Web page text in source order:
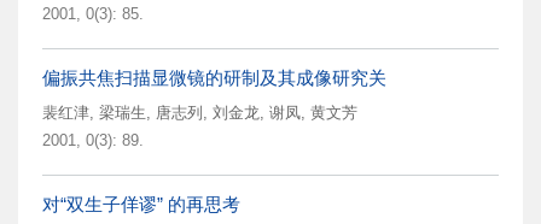
2001, 0(3): 85.
偏振共焦扫描显微镜的研制及其成像研究关
裴红津, 梁瑞生, 唐志列 , 刘金龙, 谢凤, 黄文芳
2001, 0(3): 89.
对“双生子佯谬” 的再思考